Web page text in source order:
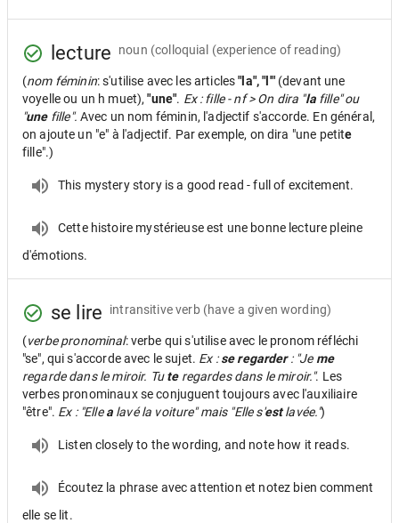
lecture noun (colloquial (experience of reading)
(nom féminin: s'utilise avec les articles"la", "l'" (devant une
voyelle ou un h muet),"une". Ex : fille - nf > On dira "lafille" ou
"unefille". Avec un nom féminin, l'adjectif s'accorde. En général,
on ajoute un "e" à l'adjectif. Par exemple, on dira "une petite
fille".)
This mystery story is a good read - full of excitement.
Cette histoire mystérieuse est une bonne lecture pleine
d'émotions.
se lire intransitive verb (have a given wording)
(verbe pronominal: verbe qui s'utilise avec le pronom réfléchi
"se", qui s'accorde avec le sujet. Ex :se regarder: "Je me
regarde dans le miroir. Tuteregardes dans le miroir.". Les
verbes pronominaux se conjuguent toujours avec l'auxiliaire
"être". Ex : "Ellea lavé la voiture" mais "Elle s'estlavée.")
Listen closely to the wording, and note how it reads.
Écoutez la phrase avec attention et notez bien comment
elle se lit.